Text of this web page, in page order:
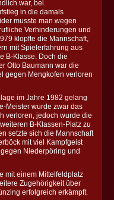
war, bei.
in die damals
musste man wegen
Verhinderungen und
klopfte die Mannschaft,
mit Spielerfahrung aus
B-Klasse. Doch die
Otto Baumann war die
gegen Mengkofen verloren
im Jahre 1982 gelang
Meister wurde zwar das
verloren, jedoch wurde die
B-Klassen-Platz zu
setzte sich die Mannschaft
mit viel Kampfgeist
Niederpöring und
mit einem Mittelfeldplatz
Zugehörigkeit über
erfolgreich erkämpft.